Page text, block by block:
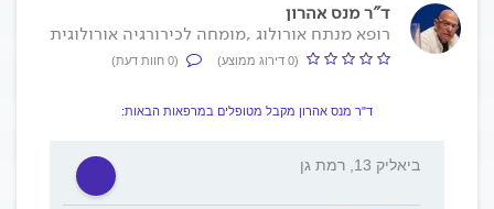
ד"ר מנס אהרון
רופא מנתח אורולוג ,מומחה לכירורגיה אורולוגית
(0 דירוג ממוצע) (0 חוות דעת)
ד"ר מנס אהרון מקבל מטופלים במרפאות הבאות:
ביאליק 13, רמת גן